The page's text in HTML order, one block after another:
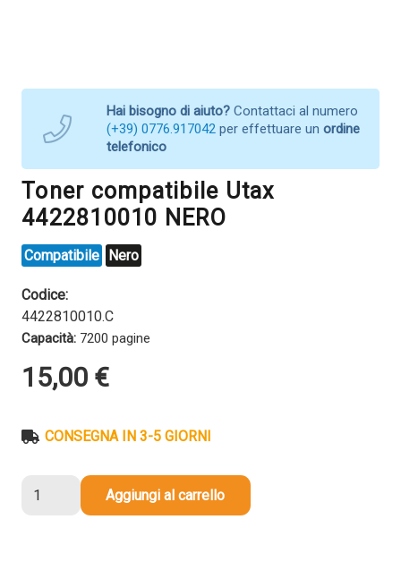
Hai bisogno di aiuto? Contattaci al numero
(+39) 0776.917042 per effettuare un ordine
telefonico
Toner compatibile Utax
4422810010 NERO
Compatibile Nero
Codice:
4422810010.C
Capacità: 7200 pagine
15,00 €
CONSEGNA IN 3-5 GIORNI
compatibile
Aggiungi al carrello